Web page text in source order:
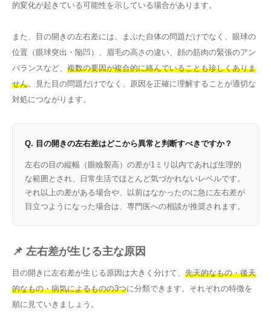
的変化が起きている可能性を示している場合があります。
また、目の開きの左右差には、まぶた自体の問題だけでなく、眼球の
位置（眼球突出・陥凹）、眉毛の高さの違い、顔の筋肉の緊張のアン
バランスなど、 複数の要因が複合的に絡んでいることも珍しくありま
せん。見た目の問題だけでなく、原因を正確に理解することが適切な
対処につながります。
Q. 目の開きの左右差はどこから異常と判断すべきですか？
左右の目の縦幅（眼瞼裂高）の差が1ミリ以内であれば生理的
な範囲とされ、日常生活でほとんど気づかれないレベルです。
それ以上の差がある場合や、以前はなかったのに急に左右差が
目立つようになった場合は、専門医への相談が推奨されます。
📌 左右差が生じる主な原因
目の開きに左右差が生じる原因は大きく分けて、 先天的なもの・後天
的なもの・病気によるものの3つに分類できます。それぞれの特徴を
順に見ていきましょう。